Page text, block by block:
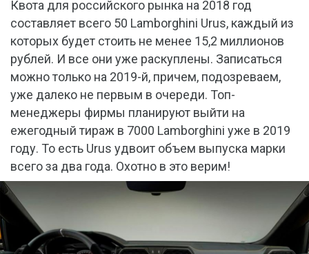
Квота для российского рынка на 2018 год
составляет всего 50 Lamborghini Urus, каждый из
которых будет стоить не менее 15,2 миллионов
рублей. И все они уже раскуплены. Записаться
можно только на 2019-й, причем, подозреваем,
уже далеко не первым в очереди. Топ-
менеджеры фирмы планируют выйти на
ежегодный тираж в 7000 Lamborghini уже в 2019
году. То есть Urus удвоит объем выпуска марки
всего за два года. Охотно в это верим!